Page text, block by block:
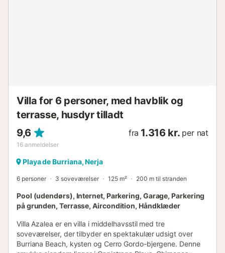
Villa for 6 personer, med havblik og
terrasse, husdyr tilladt
9,6
16 anmeldelser
fra 1.316 kr. per nat
Playa de Burriana, Nerja
6 personer 3 soveværelser 125 m² 200 m til stranden
Pool (udendørs), Internet, Parkering, Garage, Parkering
på grunden, Terrasse, Aircondition, Håndklæder
Villa Azalea er en villa i middelhavsstil med tre
soveværelser, der tilbyder en spektakulær udsigt over
Burriana Beach, kysten og Cerro Gordo-bjergene. Denne